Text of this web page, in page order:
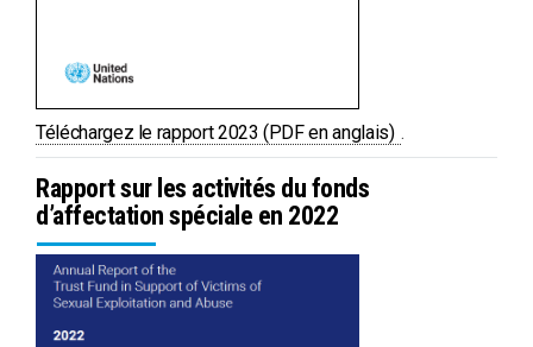
Téléchargez le rapport 2023 (PDF en anglais) PDF
.
Rapport sur les activités du fonds
d’affectation spéciale en 2022